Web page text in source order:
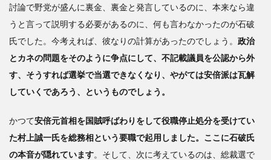
討論で野党が盛んに裏金、裏金と発言しているのに、本来なら違
うと言って説明する必要があるのに、何も言わなかったのが石破
氏でした。今考えれば、彼なりの計算があったのでしょう。 政治
とカネの問題をそのように争点にして、不記載議員を公認から外
す、そうすれば選挙で当選できなくなり、やがては安倍派は瓦解
していくであろう、というものでしょう。
かつて安倍元首相を国賊呼ばわりをして役職停止処分を受けてい
た村上誠一氏を総務相という要職で起用しました。ここに石破氏
の本音が隠れています。そして、次に考えているのは、総裁選で